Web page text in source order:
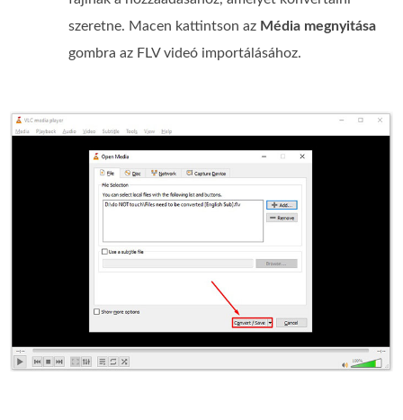
szeretne. Macen kattintson az Média megnyitása
gombra az FLV videó importálásához.